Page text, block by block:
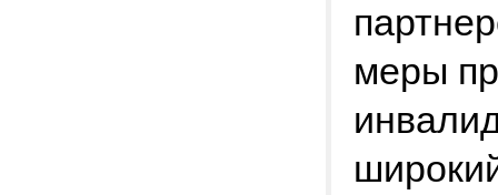
меры